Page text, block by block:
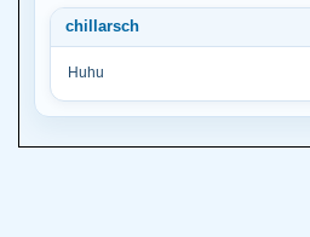
chillarsch
Huhu